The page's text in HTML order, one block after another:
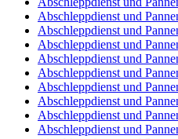
Abschleppdienst und
Abschleppdienst und
Abschleppdienst und
Abschleppdienst und
Abschleppdienst und
Abschleppdienst und
Abschleppdienst und
Abschleppdienst und
Abschleppdienst und